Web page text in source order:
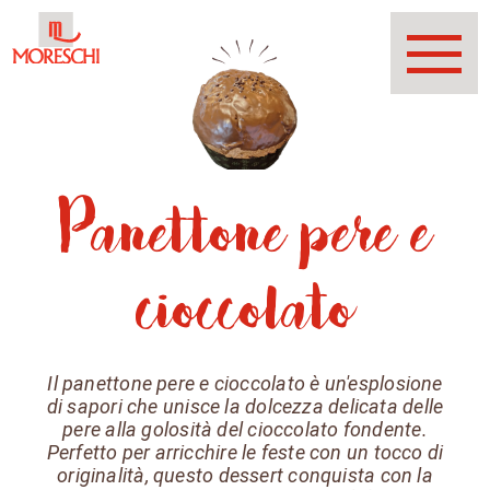
Panettone pere e
cioccolato
Il panettone pere e cioccolato è un'esplosione
di sapori che unisce la dolcezza delicata delle
pere alla golosità del cioccolato fondente.
Perfetto per arricchire le feste con un tocco di
originalità, questo dessert conquista con la